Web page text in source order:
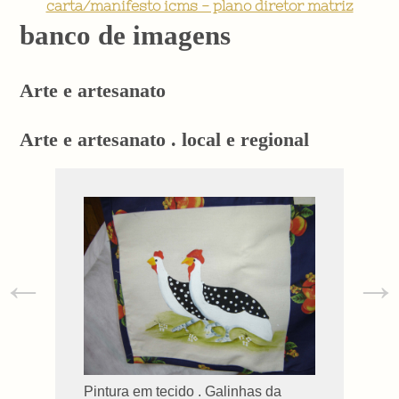
carta/manifesto icms - plano diretor matriz
banco de imagens
Arte e artesanato
Arte e artesanato . local e regional
Pintura em tecido . Galinhas da
← →